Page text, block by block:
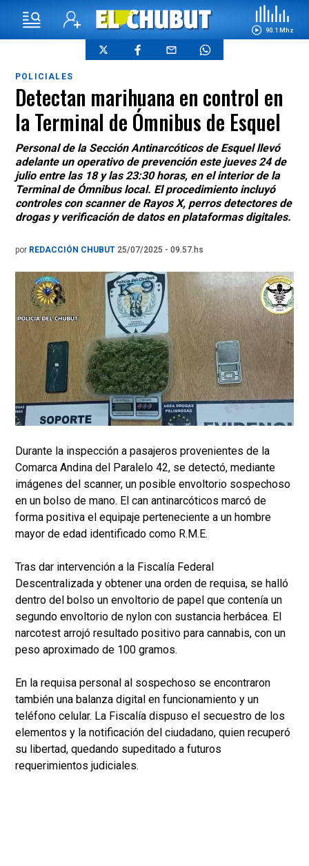
90.1 Mhz
POLICIALES
Detectan marihuana en control en
la Terminal de Ómnibus de Esquel
Personal de la Sección Antinarcóticos de Esquel llevó
adelante un operativo de prevención este jueves 24 de
julio entre las 18 y las 23:30 horas, en el interior de la
Terminal de Ómnibus local. El procedimiento incluyó
controles con scanner de Rayos X, perros detectores de
drogas y verificación de datos en plataformas digitales.
por REDACCIÓN CHUBUT 25/07/2025 - 09.57.hs
Durante la inspección a pasajeros provenientes de la
Comarca Andina del Paralelo 42, se detectó, mediante
imágenes del scanner, un posible envoltorio sospechoso
en un bolso de mano. El can antinarcóticos marcó de
forma positiva el equipaje perteneciente a un hombre
mayor de edad identificado como R.M.E.
Tras dar intervención a la Fiscalía Federal
Descentralizada y obtener una orden de requisa, se halló
dentro del bolso un envoltorio de papel que contenía un
segundo envoltorio de nylon con sustancia herbácea. El
narcotest arrojó resultado positivo para cannabis, con un
peso aproximado de 100 gramos.
En la requisa personal al sospechoso se encontraron
también una balanza digital en funcionamiento y un
teléfono celular. La Fiscalía dispuso el secuestro de los
elementos y la notificación del ciudadano, quien recuperó
su libertad, quedando supeditado a futuros
requerimientos judiciales.